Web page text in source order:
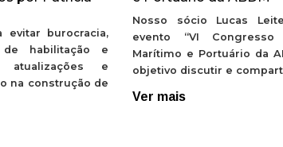
evitar burocracia,
habilitação e
atualizações e
na construção de
Nosso sócio Lucas
evento “VI
Marítimo e Portuário da
objetivo discutir e
Ver mais